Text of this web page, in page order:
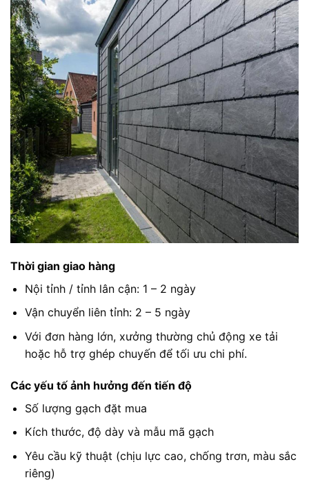
Thời gian giao hàng
Nội tỉnh / tỉnh lân cận: 1 – 2 ngày
Vận chuyển liên tỉnh: 2 – 5 ngày
Với đơn hàng lớn, xưởng thường chủ động xe tải
hoặc hỗ trợ ghép chuyến để tối ưu chi phí.
Các yếu tố ảnh hưởng đến tiến độ
Số lượng gạch đặt mua
Kích thước, độ dày và mẫu mã gạch
Yêu cầu kỹ thuật (chịu lực cao, chống trơn, màu sắc
riêng)